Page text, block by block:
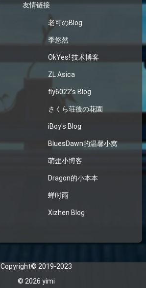
友情链接
老可のBlog
季悠然
OkYes! 技术博客
ZL Asica
fly6022’s Blog
さくら荘後の花園
iBoy's Blog
BluesDawn的温馨小窝
萌歪小博客
Dragon的小本本
蝉时雨
Xizhen Blog
Copyright© 2019-2023
© 2026 yimi